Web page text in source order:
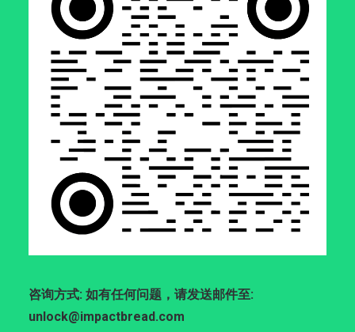
咨询方式: 如有任何问题，请发送邮件至:
unlock@impactbread.com